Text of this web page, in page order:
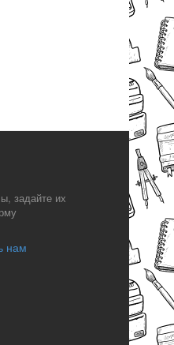
задайте их
нам